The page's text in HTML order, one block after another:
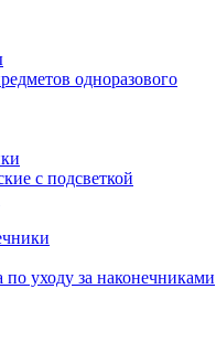
одноразового
с подсветкой
по уходу за наконечниками